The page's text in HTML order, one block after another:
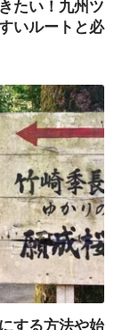
たい！九州ツ
いルートと必
する方法や始